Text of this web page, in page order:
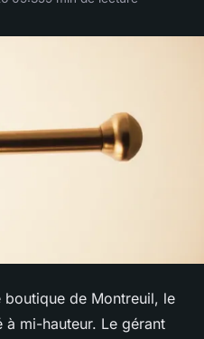
de Montreuil, le
mi-hauteur. Le gérant